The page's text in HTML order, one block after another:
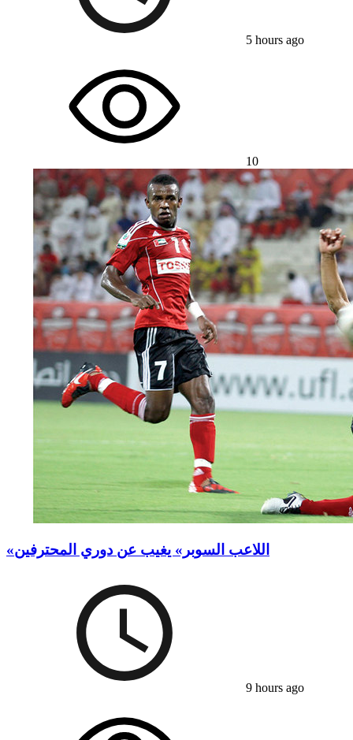
5 hours ago
10
«اللاعب السوبر» يغيب عن دوري المحترفين
9 hours ago